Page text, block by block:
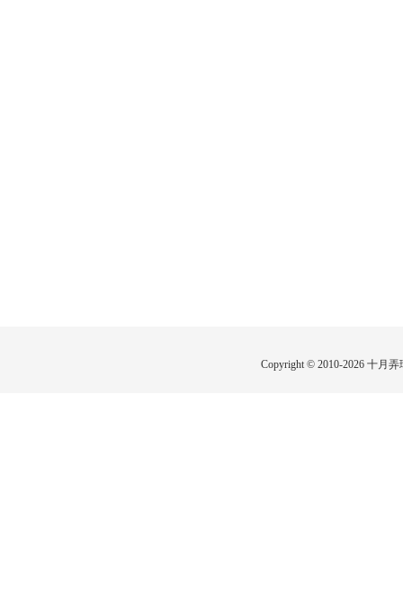
Copyright © 2010-2026 十月